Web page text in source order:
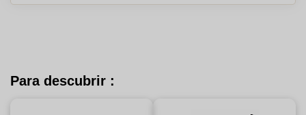
Para descubrir :